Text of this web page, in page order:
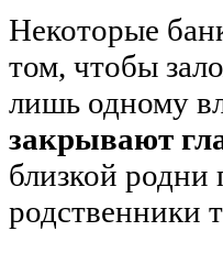
Некоторые
том, чтобы
лишь одному
закрывают
близкой родни
родственники